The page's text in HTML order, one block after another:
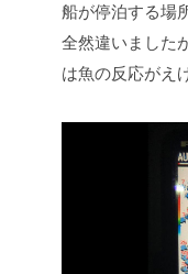
船が停泊する場
全然違いました
は魚の反応がえ